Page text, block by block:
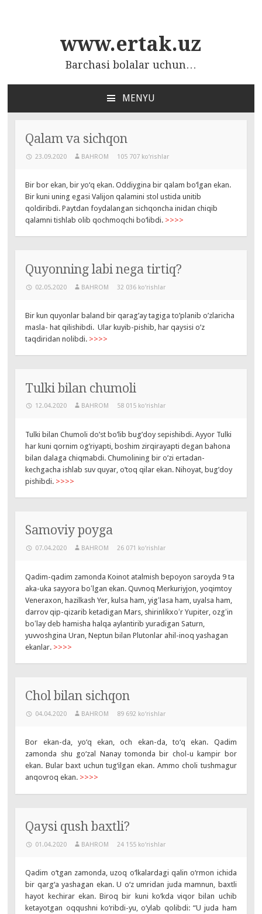
www.ertak.uz
Barchasi bolalar uchun…
MENYU
СОДЕРЖАНИЮ
Qalam va sichqon
23.09.2020 BAHROM 105 707 ko‘rishlar
Bir bor ekan, bir yo‘q ekan. Oddiygina bir qalam bo‘lgan ekan.
Bir kuni uning egasi Valijon qalamini stol ustida unitib
qoldiribdi. Paytdan foydalangan sichqoncha inidan chiqib
qalamni tishlab olib qochmoqchi bo‘libdi. >>>>
Quyonning labi nega tirtiq?
02.05.2020 BAHROM 32 036 ko‘rishlar
Bir kun quyonlar baland bir qarag’ay tagiga to’planib o’zlaricha
masla- hat qilishibdi. Ular kuyib-pishib, har qaysisi o’z
taqdiridan nolibdi. >>>>
Tulki bilan chumoli
12.04.2020 BAHROM 58 015 ko‘rishlar
Tulki bilan Chumoli do’st bo’lib bug’doy sepishibdi. Ayyor Tulki
har kuni qornim og’riyapti, boshim zirqirayapti degan bahona
bilan dalaga chiqmabdi. Chumolining bir o’zi ertadan-
kechgacha ishlab suv quyar, o’toq qilar ekan. Nihoyat, bug’doy
pishibdi. >>>>
Samoviy poyga
07.04.2020 BAHROM 26 071 ko‘rishlar
Qadim-qadim zamonda Koinot atalmish bepoyon saroyda 9 ta
aka-uka sayyora boʻlgan ekan. Quvnoq Merkuriyjon, yoqimtoy
Veneraxon, hazilkash Yer, kulsa ham, yigʻlasa ham, uyalsa ham,
darrov qip-qizarib ketadigan Mars, shirinlikxoʻr Yupiter, ozgʻin
boʻlay deb hamisha halqa aylantirib yuradigan Saturn,
yuvvoshgina Uran, Neptun bilan Plutonlar ahil-inoq yashagan
ekanlar. >>>>
Chol bilan sichqon
04.04.2020 BAHROM 89 692 ko‘rishlar
Bor ekan-da, yo‘q ekan, och ekan-da, to‘q ekan. Qadim
zamonda shu go‘zal Nanay tomonda bir chol-u kampir bor
ekan. Bular baxt uchun tug‘ilgan ekan. Ammo choli tushmagur
anqovroq ekan. >>>>
Qaysi qush baxtli?
01.04.2020 BAHROM 24 155 ko‘rishlar
Qadim o‘tgan zamonda, uzoq o‘lkalardagi qalin o‘rmon ichida
bir qarg‘a yashagan ekan. U o‘z umridan juda mamnun, baxtli
hayot kechirar ekan. Biroq bir kuni ko‘kda viqor bilan uchib
ketayotgan oqqushni ko‘ribdi-yu, o‘ylab qolibdi: “U juda ham